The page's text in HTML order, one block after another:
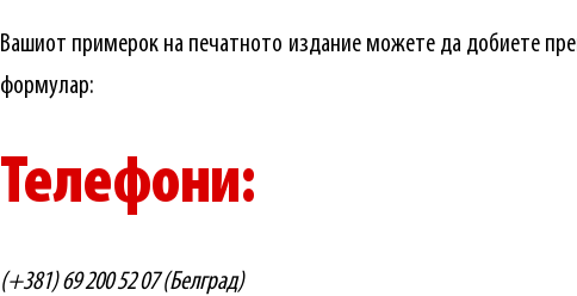
Вашиот примерок на печатното издание можете да добиете
формулар:
Телефони:
(+381) 69 200 52 07 (Белград)